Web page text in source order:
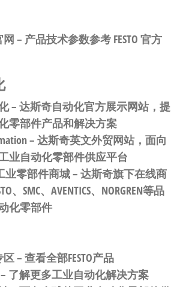
网 – 产品技术参数参考 FESTO 官方
– 达斯奇自动化官方展示网站，提
零部件产品和解决方案
– 达斯奇英文外贸网站，面向
业自动化零部件供应平台
业零部件商城– 达斯奇旗下在线商
、SMC、AVENTICS、NORGREN等品
化零部件
区– 查看全部FESTO产品
– 了解更多工业自动化解决方案